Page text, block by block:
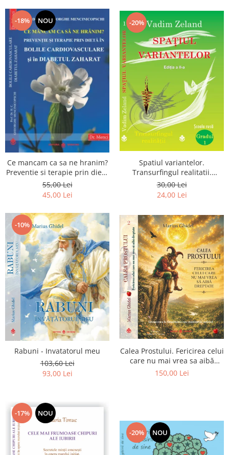
-18% NOU
Ce mancam ca sa ne hranim?
Preventie si terapie prin dieta
in bolile cardiovasculare si in
diabetul zaharat
55,00 Lei
45,00 Lei
-20%
Spatiul variantelor.
Transurfingul realitatii.
Gradul 1. Cum sa ne
dezvoltam intuitia si sa ne
alegem soarta
30,00 Lei
24,00 Lei
-10%
Rabuni - Invatatorul meu
103,60 Lei
93,00 Lei
Calea Prostului. Fericirea celui
care nu mai vrea sa aibă
dreptate - Intoarcerea la
150,00 Lei
-17% NOU
-20% NOU